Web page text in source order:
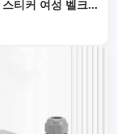
티커 여성 벨크로
머리 머리 패치